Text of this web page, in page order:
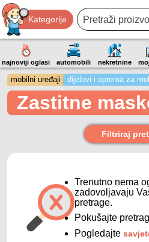
Kategorije
najnoviji oglasi automobili nekretnine
mobilni uređaji dijelovi i oprema za
Zastitne
Filtriraj
Trenutno nema
zadovoljavaju
pretrage.
Pokušajte
Pogledajte